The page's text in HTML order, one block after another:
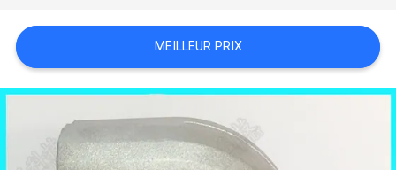
DEMANDEZ
UN DEVIS
PLAN
MEILLEUR PRIX